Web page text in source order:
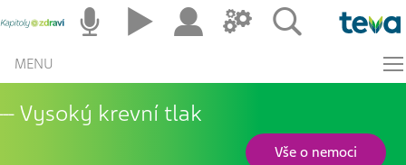
MENU
Vysoký krevní tlak
Vše o nemoci